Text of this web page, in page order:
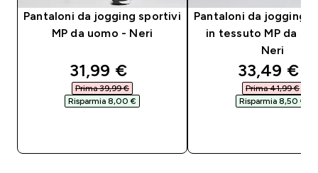
Pantaloni da jogging sportivi
MP da uomo - Neri
discounted price
31,99 €‎
Prima 39,99 €‎
Risparmia 8,00 €‎
Pantaloni da jogging
in tessuto MP da
Neri
33,49 €‎
Prima 41,99 €‎
Risparmia 8,50 €‎